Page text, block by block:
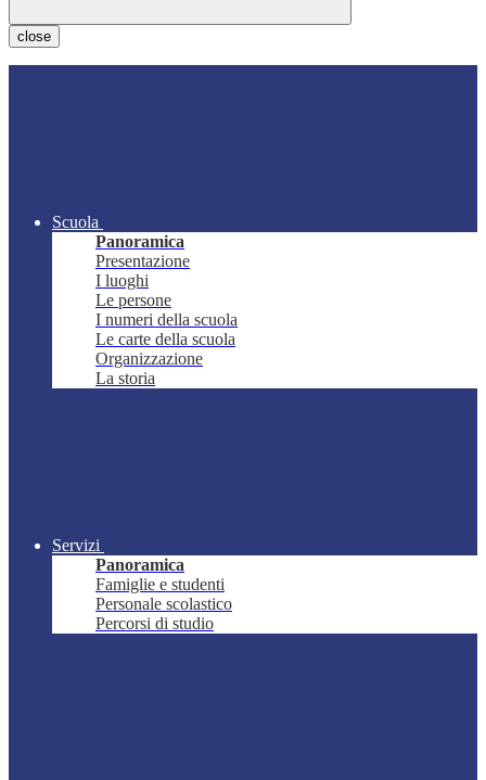
close
Scuola
Panoramica
Presentazione
I luoghi
Le persone
I numeri della scuola
Le carte della scuola
Organizzazione
La storia
Servizi
Panoramica
Famiglie e studenti
Personale scolastico
Percorsi di studio